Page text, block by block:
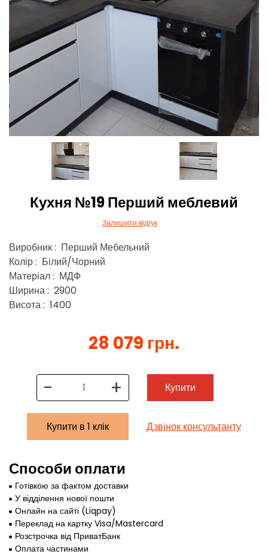
Кухня №19 Перший меблевий
Залишити відгук
Виробник : Перший Мебельний
Колір : Білий/Чорний
Матеріал : МДФ
Ширина : 2900
Висота : 1400
28 079 грн.
- + Купити
Купити в 1 клік Дзвінок консультанту
Способи оплати
Готівкою за фактом доставки
У відділення нової пошти
Онлайн на сайті (Liqpay)
Переклад на картку Visa/Mastercard
Розстрочка від ПриватБанк
Оплата частинами